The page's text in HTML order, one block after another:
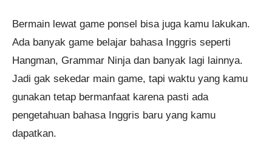
Bermain lewat game ponsel bisa juga kamu lakukan.
Ada banyak game belajar bahasa Inggris seperti
Hangman, Grammar Ninja dan banyak lagi lainnya.
Jadi gak sekedar main game, tapi waktu yang kamu
gunakan tetap bermanfaat karena pasti ada
pengetahuan bahasa Inggris baru yang kamu
dapatkan.